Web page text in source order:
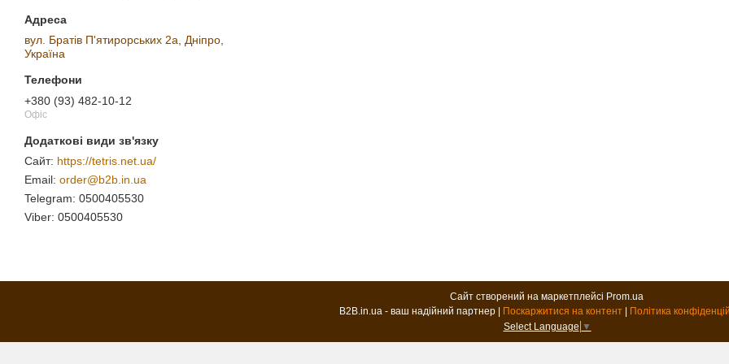
вул. Братів П'ятирорських 2а, Дніпро,
Україна
+380 (93) 482-10-12
Офіс
https://tetris.net.ua/
order@b2b.in.ua
0500405530
0500405530
Сайт створений на маркетплейсі Prom.ua
Поскаржитися на контент
Політика
Select Language ▼